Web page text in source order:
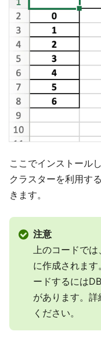
ここでインストール
クラスターを利用す
きます。
注意
上のコードで
に作成されま
ードするには
があります。詳
ください。